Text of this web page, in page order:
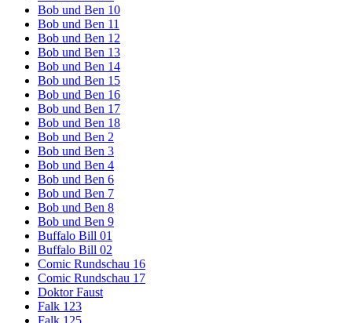
Bob und Ben 10
Bob und Ben 11
Bob und Ben 12
Bob und Ben 13
Bob und Ben 14
Bob und Ben 15
Bob und Ben 16
Bob und Ben 17
Bob und Ben 18
Bob und Ben 2
Bob und Ben 3
Bob und Ben 4
Bob und Ben 6
Bob und Ben 7
Bob und Ben 8
Bob und Ben 9
Buffalo Bill 01
Buffalo Bill 02
Comic Rundschau 16
Comic Rundschau 17
Doktor Faust
Falk 123
Falk 125